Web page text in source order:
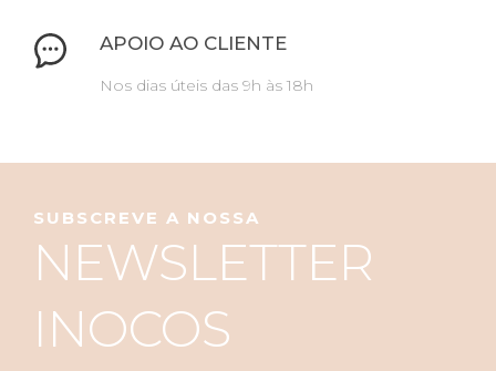
APOIO AO CLIENTE
Nos dias úteis das 9h às 18h
SUBSCREVE A NOSSA
NEWSLETTER
INOCOS